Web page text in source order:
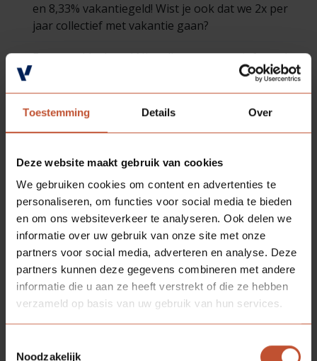
Toestemming Details Over
Deze website maakt gebruik van cookies
We gebruiken cookies om content en advertenties te
personaliseren, om functies voor social media te bieden
en om ons websiteverkeer te analyseren. Ook delen we
informatie over uw gebruik van onze site met onze
partners voor social media, adverteren en analyse. Deze
partners kunnen deze gegevens combineren met andere
informatie die u aan ze heeft verstrekt of die ze hebben
verzameld op basis van uw gebruik van hun services.
Noodzakelijk
en 8,33% vakantiegeld! Wist je ook dat we 2x per
jaar collectief met vakantie gaan?
Een te gekke baan! Niet alleen met een informele
en familiaire werksfeer, maar ook binnen een
modern, innovatief en toonaangevend bedrijf
binnen de maakindustrie!
praktische training on the job, je krijgt daarnaast
Goodhabitz;
Wij houden je gezond. Met dagelijks vers fruit en
een uitgebreid vitaliteitsaanbod!
Jouw pensioen? Goed geregeld!
Een plek waar successen gevierd worden. Niet
alleen de grote, maar ook de kleintjes (vaak met